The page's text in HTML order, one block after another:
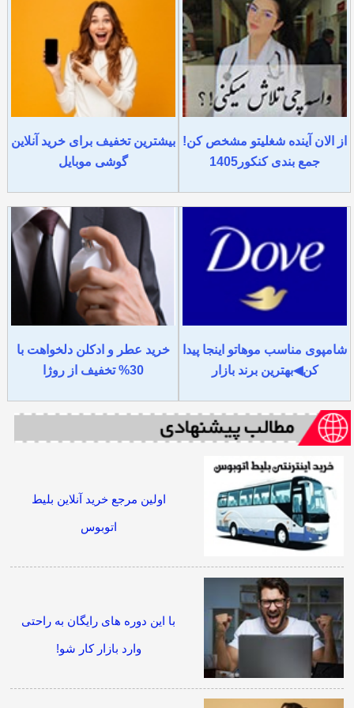
از الان آینده شغلیتو مشخص کن!
جمع بندی کنکور1405
بیشترین تخفیف برای خرید آنلاین
گوشی موبایل
شامپوی مناسب موهاتو اینجا پیدا
کن◀بهترین برند بازار
خرید عطر و ادکلن دلخواهت با
30% تخفیف از روژا
اولین مرجع خرید آنلاین بلیط
اتوبوس
با این دوره های رایگان به راحتی
وارد بازار کار شو!